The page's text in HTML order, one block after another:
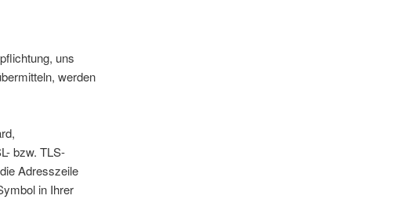
uns
werden
bzw. TLS-
Adresszeile
in Ihrer